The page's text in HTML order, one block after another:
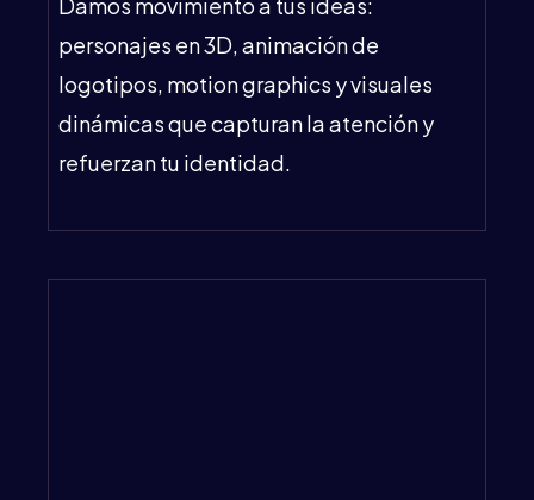
personajes en 3D, animación de
logotipos, motion graphics y visuales
dinámicas que capturan la atención y
refuerzan tu identidad.